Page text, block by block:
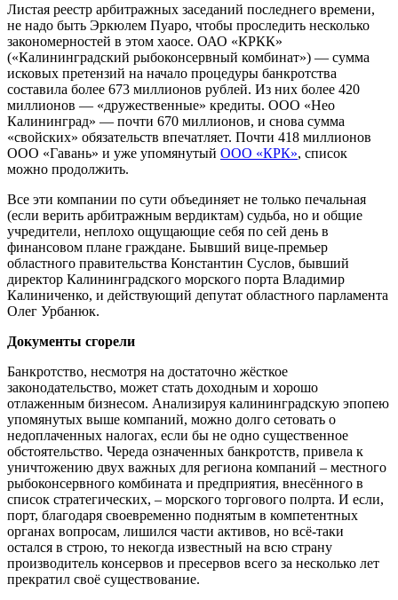
Листая реестр арбитражных заседаний последнего времени,
не надо быть Эркюлем Пуаро, чтобы проследить несколько
закономерностей в этом хаосе. ОАО «КРКК»
(«Калининградский рыбоконсервный комбинат») — сумма
исковых претензий на начало процедуры банкротства
составила более 673 миллионов рублей. Из них более 420
миллионов — «дружественные» кредиты. ООО «Нео
Калининград» — почти 670 миллионов, и снова сумма
«свойских» обязательств впечатляет. Почти 418 миллионов
ООО «Гавань» и уже упомянутый ООО «КРК», список
можно продолжить.
Все эти компании по сути объединяет не только печальная
(если верить арбитражным вердиктам) судьба, но и общие
учредители, неплохо ощущающие себя по сей день в
финансовом плане граждане. Бывший вице-премьер
областного правительства Константин Суслов, бывший
директор Калининградского морского порта Владимир
Калиниченко, и действующий депутат областного парламента
Олег Урбанюк.
Документы сгорели
Банкротство, несмотря на достаточно жёсткое
законодательство, может стать доходным и хорошо
отлаженным бизнесом. Анализируя калининградскую эпопею
упомянутых выше компаний, можно долго сетовать о
недоплаченных налогах, если бы не одно существенное
обстоятельство. Череда означенных банкротств, привела к
уничтожению двух важных для региона компаний – местного
рыбоконсервного комбината и предприятия, внесённого в
список стратегических, – морского торгового полрта. И если,
порт, благодаря своевременно поднятым в компетентных
органах вопросам, лишился части активов, но всё-таки
остался в строю, то некогда известный на всю страну
производитель консервов и пресервов всего за несколько лет
прекратил своё существование.